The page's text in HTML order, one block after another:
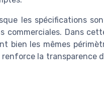
les spécifications
Dans
les mêmes
la transparence